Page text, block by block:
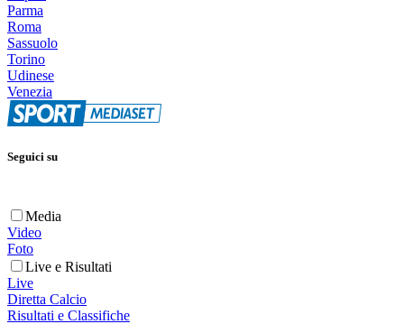
Parma
Roma
Sassuolo
Torino
Udinese
Venezia
Seguici su
Media
Video
Foto
Live e Risultati
Live
Diretta Calcio
Risultati e Classifiche